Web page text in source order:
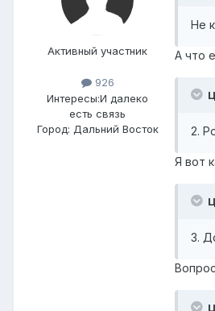
Активный участник
926
Интересы:И далеко
есть связь
Город: Дальний Восток
Не
А что
2.
Я вот
3.